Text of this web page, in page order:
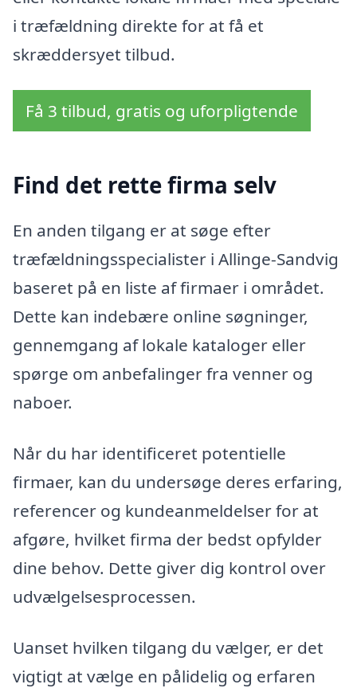
i træfældning direkte for at få et
skræddersyet tilbud.
Få 3 tilbud, gratis og uforpligtende
Find det rette firma selv
En anden tilgang er at søge efter
træfældningsspecialister i Allinge-Sandvig
baseret på en liste af firmaer i området.
Dette kan indebære online søgninger,
gennemgang af lokale kataloger eller
spørge om anbefalinger fra venner og
naboer.
Når du har identificeret potentielle
firmaer, kan du undersøge deres erfaring,
referencer og kundeanmeldelser for at
afgøre, hvilket firma der bedst opfylder
dine behov. Dette giver dig kontrol over
udvælgelsesprocessen.
Uanset hvilken tilgang du vælger, er det
vigtigt at vælge en pålidelig og erfaren